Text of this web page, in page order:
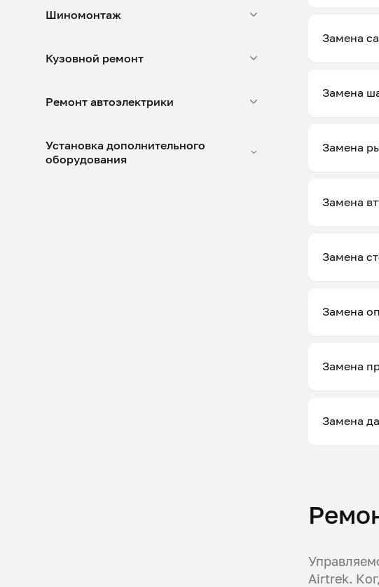
Шиномонтаж
Кузовной ремонт
Ремонт автоэлектрики
Установка дополнительного
оборудования
Замена
Замена
Замена
Замена
Замена
Замена
Замена
Замена
Airtrek.